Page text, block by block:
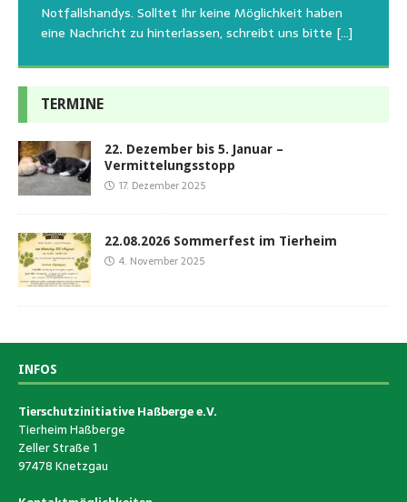
Notfallshandys. Solltet Ihr keine Möglichkeit haben
eine Nachricht zu hinterlassen, schreibt uns bitte […]
oder[…]
emotionalen Stress bei Begegnung[…]
TERMINE
22. Dezember bis 5. Januar –
Vermittelungsstopp
17. Dezember 2025
22.08.2026 Sommerfest im Tierheim
4. November 2025
INFOS
Tierschutzinitiative Haßberge e.V.
Tierheim Haßberge
Zeller Straße 1
97478 Knetzgau